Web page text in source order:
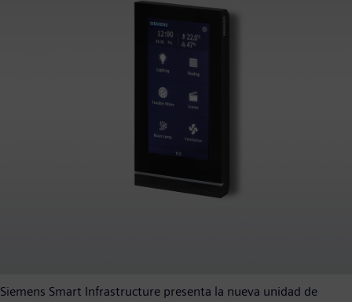
Siemens Smart Infrastructure presenta la nueva unidad de